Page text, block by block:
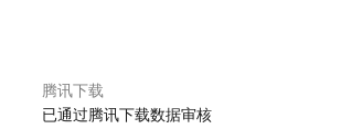
腾讯下载
已通过腾讯下载数据审核